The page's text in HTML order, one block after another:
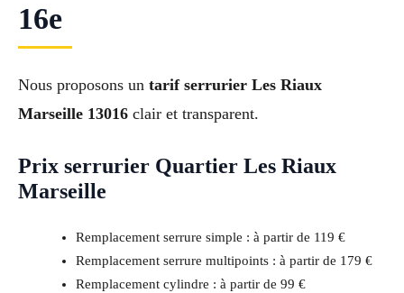
16e
Nous proposons un tarif serrurier Les Riaux
Marseille 13016 clair et transparent.
Prix serrurier Quartier Les Riaux
Marseille
Remplacement serrure simple : à partir de 119 €
Remplacement serrure multipoints : à partir de 179 €
Remplacement cylindre : à partir de 99 €